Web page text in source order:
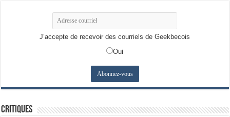
J’accepte de recevoir des courriels de Geekbecois
Oui
Critiques